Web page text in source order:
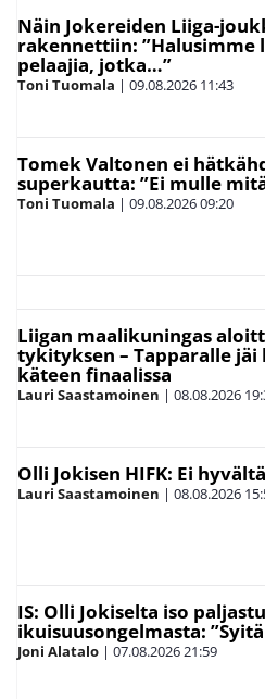
Näin Jokereiden Liiga-
rakennettiin: ”Halusimme
pelaajia, jotka…”
Toni Tuomala | 09.08.2026 11:43
Tomek Valtonen ei
superkautta: ”Ei mulle
Toni Tuomala | 09.08.202609:20
Liigan maalikuningas
tykityksen – Tapparalle jäi
käteen finaalissa
Lauri Saastamoinen | 08.08.2026
Olli Jokisen HIFK: Ei
Lauri Saastamoinen | 08.08.2026
IS: Olli Jokiselta iso
ikuisuusongelmasta:
Joni Alatalo | 07.08.202621:59